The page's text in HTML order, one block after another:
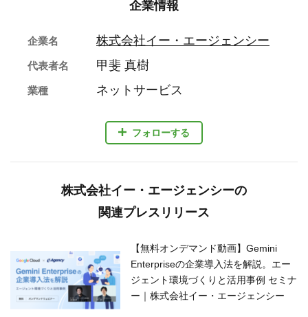
企業情報
フォローする
企業名 株式会社イー・エージェンシー
代表者名 甲斐 真樹
業種 ネットサービス
株式会社イー・エージェンシーの
関連プレスリリース
【無料オンデマンド動画】Gemini
Enterpriseの企業導入法を解説。エー
ジェント環境づくりと活用事例 セミナ
ー｜株式会社イー・エージェンシー